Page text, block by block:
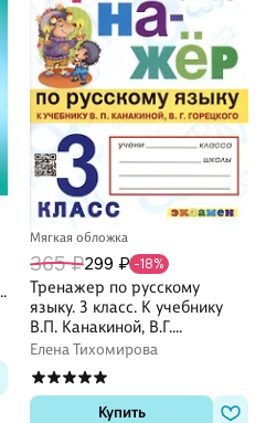
Мягкая обложка
365 ₽299 ₽ -18%
Тренажер по русскому
языку. 3 класс. К учебнику
В.П. Канакиной, В.Г.
Горецкого "Русский язык. 3
класс. В 2-х частях"
Елена Тихомирова
Купить